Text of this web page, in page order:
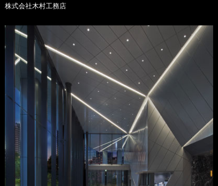
株式会社木村工務店